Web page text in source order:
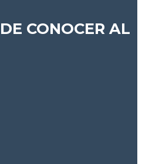
CONOCER AL